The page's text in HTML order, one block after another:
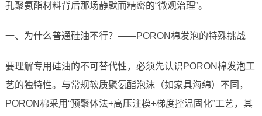
孔聚氨酯材料背后那场静默而精密的“微观治理”。
一、为什么普通硅油不行？——PORON棉发泡的特殊挑战
要理解专用硅油的不可替代性，必须先认识PORON棉发泡工
艺的独特性。与常规软质聚氨酯泡沫（如家具海绵）不同，
PORON棉采用“预聚体法+高压注模+梯度控温固化”工艺，其